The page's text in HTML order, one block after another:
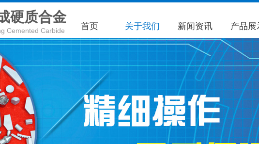
硬质合金
首页 关于我们 新闻资讯 产品展
Cemented Carbide